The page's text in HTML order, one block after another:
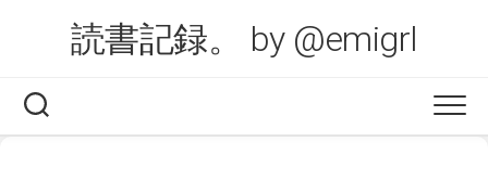
読書記録。 by @emigrl